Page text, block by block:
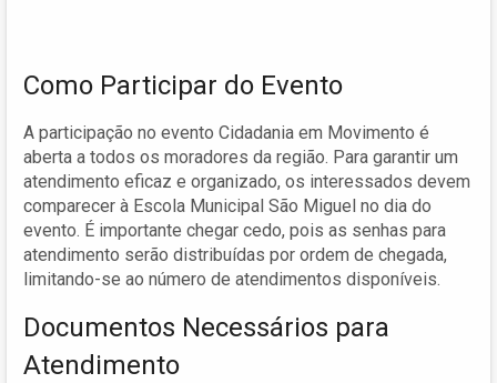
Como Participar do Evento
A participação no evento Cidadania em Movimento é
aberta a todos os moradores da região. Para garantir um
atendimento eficaz e organizado, os interessados devem
comparecer à Escola Municipal São Miguel no dia do
evento. É importante chegar cedo, pois as senhas para
atendimento serão distribuídas por ordem de chegada,
limitando-se ao número de atendimentos disponíveis.
Documentos Necessários para
Atendimento